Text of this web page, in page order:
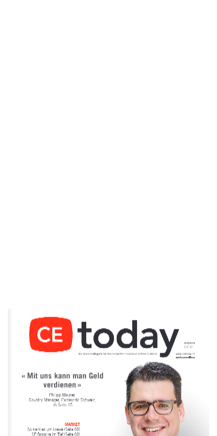
MARKET
So steht es um Loewe (Seite 08)
CE-Branche im Tief (Seite 08)
09 | 2019
CHF 12.–
« Mit uns kann man Geld
verdienen »
Philipp Maurer,
Country Manager, Panasonic Schweiz,
ab Seite 15